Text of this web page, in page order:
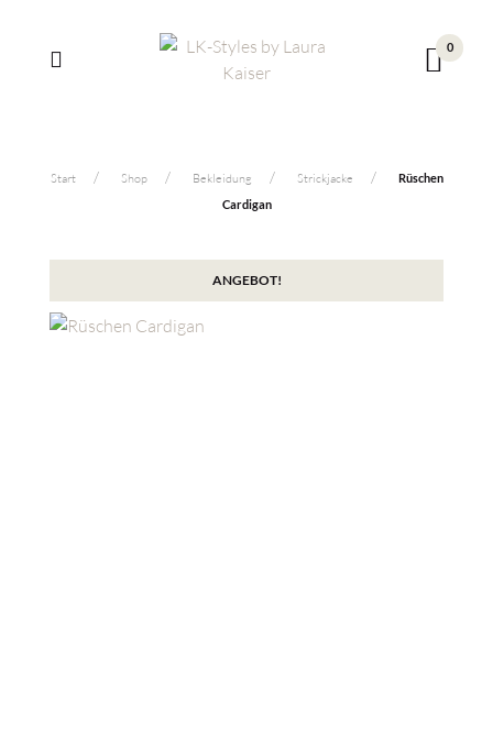
0
Start Shop Bekleidung Strickjacke
Rüschen
Cardigan
ANGEBOT!